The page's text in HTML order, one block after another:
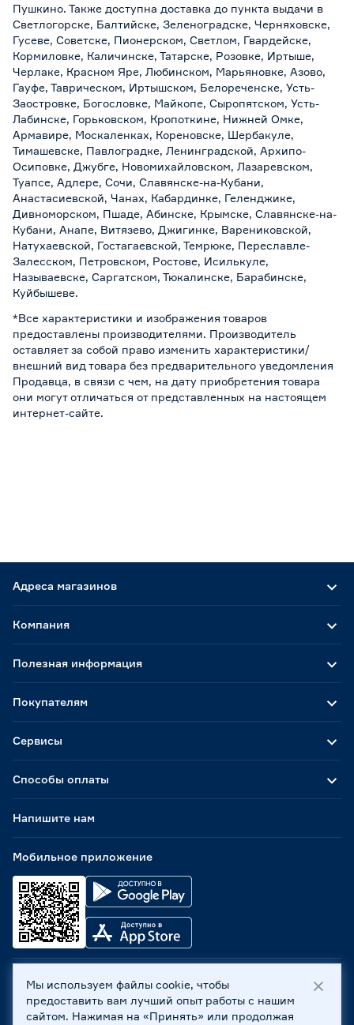
Пушкино. Также доступна доставка до пункта выдачи в
Светлогорске, Балтийске, Зеленоградске, Черняховске,
Гусеве, Советске, Пионерском, Светлом, Гвардейске,
Кормиловке, Каличинске, Татарске, Розовке, Иртыше,
Черлаке, Красном Яре, Любинском, Марьяновке, Азово,
Гауфе, Таврическом, Иртышском, Белореченске, Усть-
Заостровке, Богословке, Майкопе, Сыропятском, Усть-
Лабинске, Горьковском, Кропоткине, Нижней Омке,
Армавире, Москаленках, Кореновске, Шербакуле,
Тимашевске, Павлоградке, Ленинградской, Архипо-
Осиповке, Джубге, Новомихайловском, Лазаревском,
Туапсе, Адлере, Сочи, Славянске-на-Кубани,
Анастасиевской, Чанах, Кабардинке, Геленджике,
Дивноморском, Пшаде, Абинске, Крымске, Славянске-на-
Кубани, Анапе, Витязево, Джигинке, Варениковской,
Натухаевской, Гостагаевской, Темрюке, Переславле-
Залесском, Петровском, Ростове, Исилькуле,
Называевске, Саргатском, Тюкалинске, Барабинске,
Куйбышеве.
*Все характеристики и изображения товаров
предоставлены производителями. Производитель
оставляет за собой право изменить характеристики/
внешний вид товара без предварительного уведомления
Продавца, в связи с чем, на дату приобретения товара
они могут отличаться от представленных на настоящем
интернет-сайте.
Адреса магазинов
Способы оплаты
Мобильное приложение
Компания
Полезная информация
Покупателям
Сервисы
Напишите нам
ООО «Бауцентр Рус» 2004 -2026, 236029, г. Калининград,
ул. А.Невского, 205. ИНН 7702596813, КПП 390601001 ©
Все права защищены
Мы используем файлы cookie, чтобы
предоставить вам лучший опыт работы с нашим
сайтом. Нажимая на «Принять» или продолжая